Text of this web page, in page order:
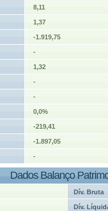
8,11
1,37
-1.919,75
-
1,32
-
-
0,0%
-219,41
-1.897,05
-
Dados Balanço
Dív. Bruta
Dív.